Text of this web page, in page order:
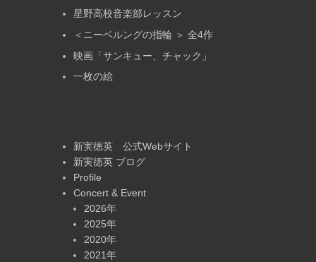
星野高校音楽部レッスン
＜ニーベルングの指輪 ＞ 全4作
映画「サンキュー、チャック」
一枚の絵
新実徳英 公式Webサイト
新実徳英 ブログ
Profile
Concert & Event
2026年
2025年
2020年
2021年